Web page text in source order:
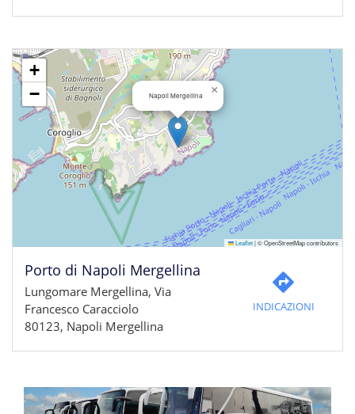
Napoli Mergellina ×
+
−
Leaflet|© OpenStreetMap contributors
Porto di Napoli Mergellina
Lungomare Mergellina, Via
Francesco Caracciolo
80123, Napoli Mergellina
INDICAZIONI